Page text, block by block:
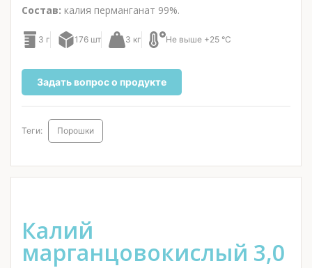
Состав: калия перманганат 99%.
3 г 176 шт 3 кг Не выше +25 °C
Задать вопрос о продукте
Теги: Порошки
Калий
марганцовокислый 3,0